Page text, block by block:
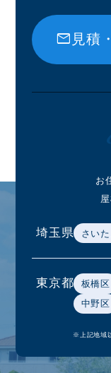
mail 見積
お
埼玉県 さい
東京都 板橋区
中野区
※上記地域